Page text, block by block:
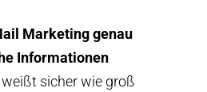
Marketing genau
Informationen
sicher wie groß